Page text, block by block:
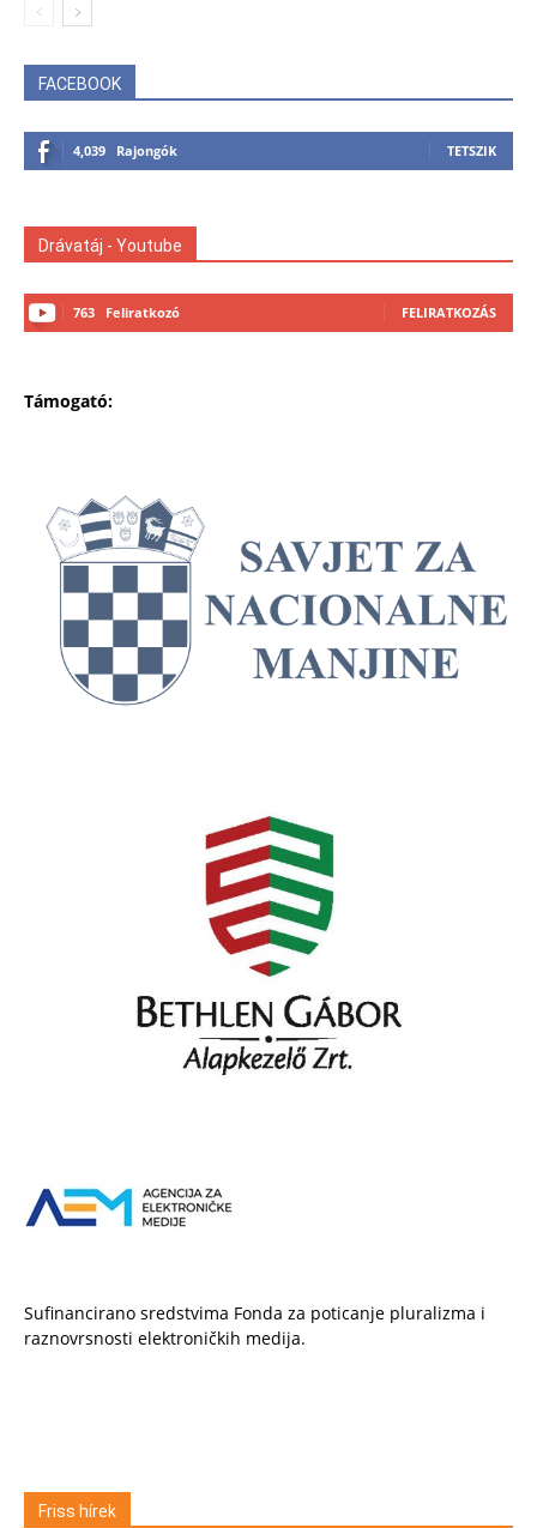
FACEBOOK
4,039 Rajongók TETSZIK
Drávatáj - Youtube
763 Feliratkozó FELIRATKOZÁS
Támogató:
Sufinancirano sredstvima Fonda za poticanje pluralizma i
raznovrsnosti elektroničkih medija.
Friss hírek